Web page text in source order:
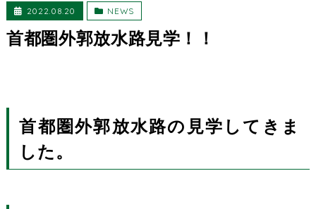
2022.08.20 NEWS
首都圏外郭放水路見学！！
首都圏外郭放水路の見学してきま
した。